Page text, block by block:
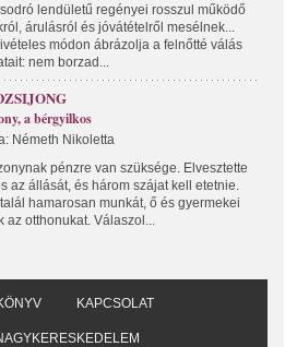
sodró lendületű regényei rosszul működő
árulásról és jóvátételről mesélnek...
módon ábrázolja a felnőtté válás
nem borzad...
a bérgyilkos
Németh Nikoletta
pénzre van szüksége. Elvesztette
az állását, és három szájat kell etetnie.
hamarosan munkát, ő és gyermekei
az otthonukat. Válaszol...
KAPCSOLAT